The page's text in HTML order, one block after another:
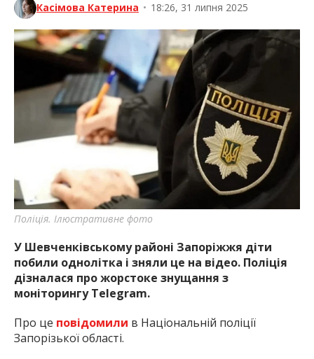
Касімова Катерина • 18:26, 31 липня 2025
Поліція. Ілюстративне фото
У Шевченківському районі Запоріжжя діти
побили однолітка і зняли це на відео. Поліція
дізналася про жорстоке знущання з
моніторингу Telegram.
Про це повідомили в Національній поліції
Запорізької області.